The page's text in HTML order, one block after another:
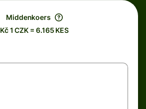
Middenkoers
Kč 1 CZK = 6.165 KES